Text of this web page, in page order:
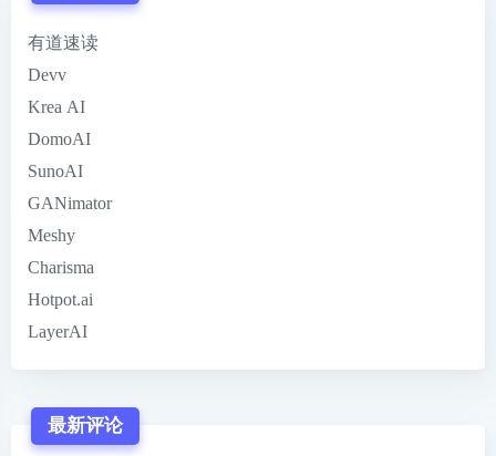
有道速读
Devv
Krea AI
DomoAI
SunoAI
GANimator
Meshy
Charisma
Hotpot.ai
LayerAI
最新评论